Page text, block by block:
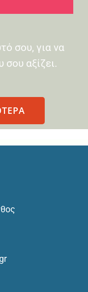
σου, για να
σου αξίζει.